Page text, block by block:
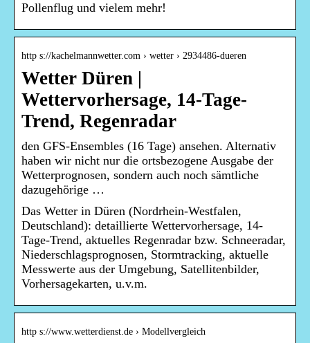
Pollenflug und vielem mehr!
http s://kachelmannwetter.com › wetter › 2934486-dueren
Wetter Düren |
Wettervorhersage, 14-Tage-
Trend, Regenradar
den GFS-Ensembles (16 Tage) ansehen. Alternativ
haben wir nicht nur die ortsbezogene Ausgabe der
Wetterprognosen, sondern auch noch sämtliche
dazugehörige …
Das Wetter in Düren (Nordrhein-Westfalen,
Deutschland): detaillierte Wettervorhersage, 14-
Tage-Trend, aktuelles Regenradar bzw. Schneeradar,
Niederschlagsprognosen, Stormtracking, aktuelle
Messwerte aus der Umgebung, Satellitenbilder,
Vorhersagekarten, u.v.m.
http s://www.wetterdienst.de › Modellvergleich